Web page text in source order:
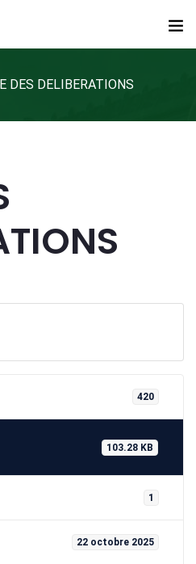
DES DELIBERATIONS
420
103.28 KB
1
22 octobre 2025